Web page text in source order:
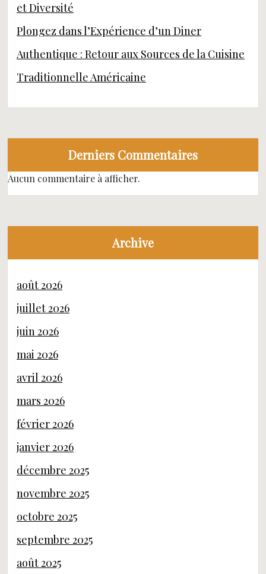
et Diversité
Plongez dans l’Expérience d’un Diner
Authentique : Retour aux Sources de la Cuisine
Traditionnelle Américaine
Derniers Commentaires
Aucun commentaire à afficher.
Archive
août 2026
juillet 2026
juin 2026
mai 2026
avril 2026
mars 2026
février 2026
janvier 2026
décembre 2025
novembre 2025
octobre 2025
septembre 2025
août 2025